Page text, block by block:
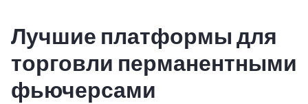
Лучшие платформы для
торговли перманентными
фьючерсами